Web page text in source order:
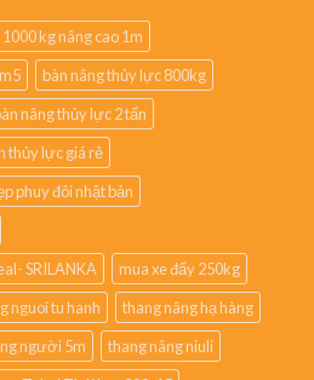
kg nâng cao 1m
bàn nâng thủy lực 800kg
nâng thủy lực 2 tấn
thủy lực giá rẻ
phuy đôi nhật bản
SRILANKA
mua xe đẩy 250kg
nguoi tu hanh
thang nâng hạ hàng
người 5m
thang nâng niuli